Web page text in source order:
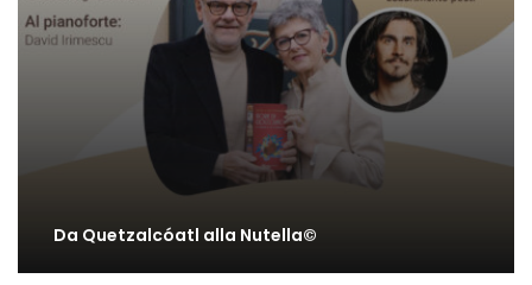
Da Quetzalcóatl alla Nutella©